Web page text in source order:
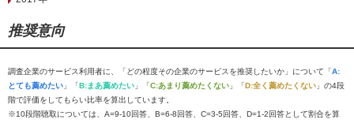
推奨意向
調査企業のサービス利用者に、「どの程度その企業のサービスを推奨したいか」について「A:
とても薦めたい 」「B:まあ薦めたい 」「C:あまり薦めたくない 」「D:全く薦めたくない 」の4段
階で評価をしてもらい比率を算出しています。
※10段階聴取については、A=9-10回答、B=6-8回答、C=3-5回答、D=1-2回答として割合を算